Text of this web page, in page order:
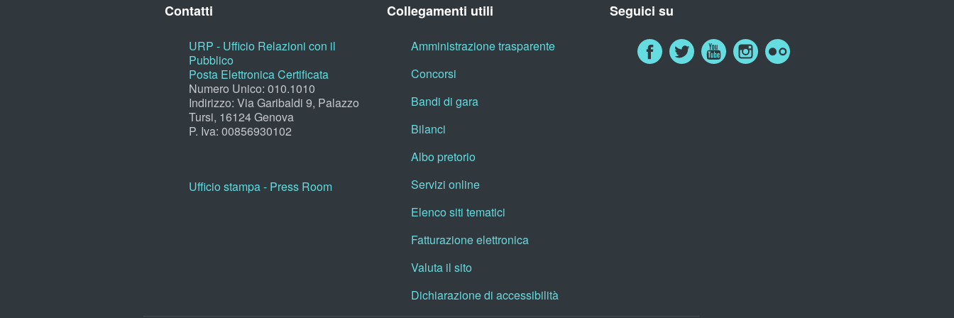
Contatti
URP - Ufficio Relazioni con il
Pubblico
Posta Elettronica Certificata
Numero Unico: 010.1010
Indirizzo: Via Garibaldi 9, Palazzo
Tursi, 16124 Genova
P. Iva: 00856930102
Ufficio stampa - Press Room
Collegamenti utili
Amministrazione trasparente
Concorsi
Bandi di gara
Bilanci
Albo pretorio
Servizi online
Elenco siti tematici
Fatturazione elettronica
Valuta il sito
Dichiarazione di accessibilità
Seguici su